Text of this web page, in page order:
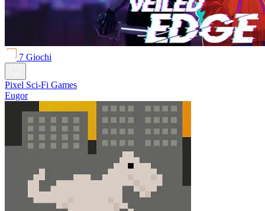
7 Giochi
Pixel Sci-Fi Games
Eugor